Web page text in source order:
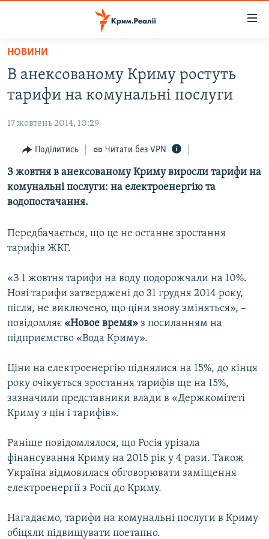
Перейти
основного
матеріалу
Перейти
до
навігації
Перейти
до
пошуку
ВОДА.КРИМ
ВІДЕО ТА ФОТО
ПОЛІТИКА
БЛОГИ
ПОГЛЯД
ІНТЕРВ'Ю
СПЕЦПРОЕКТИ
ВІДЕОУРОКИ «ELIFBE»
СВІДЧЕННЯ ОКУПАЦІЇ
УКРАЇНСЬКА ПРОБЛЕМА КРИМУ
ІНФОГРАФІКА
ЯК ОБІЙТИ БЛОКУВАННЯ
Русский
Qırımtatar
ДОЛУЧАЙСЯ!
Усі сайти RFE/RL
НОВИНИ
В анексованому Криму ростуть
тарифи на комунальні послуги
17 жовтень 2014, 10:29
Поділитись Читати без VPN
З жовтня в анексованому Криму виросли тарифи на
комунальні послуги: на електроенергію та
водопостачання.
Передбачається, що це не останнє зростання
тарифів ЖКГ.
«З 1 жовтня тарифи на воду подорожчали на 10%.
Нові тарифи затверджені до 31 грудня 2014 року,
після, не виключено, що ціни знову зміняться», –
повідомляє «Новое время» з посиланням на
підприємство «Вода Криму».
Ціни на електроенергію піднялися на 15%, до кінця
року очікується зростання тарифів ще на 15%,
зазначили представники влади в «Держкомітеті
Криму з цін і тарифів».
Раніше повідомлялося, що Росія урізала
фінансування Криму на 2015 рік у 4 рази. Також
Україна відмовилася обговорювати заміщення
електроенергії з Росії до Криму.
Нагадаємо, тарифи на комунальні послуги в Криму
обіцяли підвищувати поетапно.